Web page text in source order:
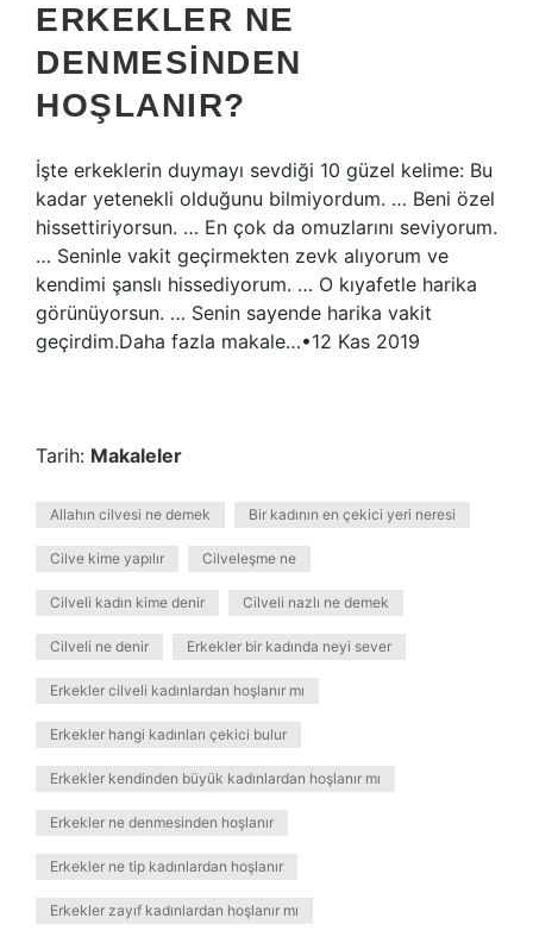
ERKEKLER NE
DENMESINDEN
HOŞLANIR?
İşte erkeklerin duymayı sevdiği 10 güzel kelime: Bu
kadar yetenekli olduğunu bilmiyordum. … Beni özel
hissettiriyorsun. … En çok da omuzlarını seviyorum.
… Seninle vakit geçirmekten zevk alıyorum ve
kendimi şanslı hissediyorum. … O kıyafetle harika
görünüyorsun. … Senin sayende harika vakit
geçirdim.Daha fazla makale…•12 Kas 2019
Tarih: Makaleler
Allahın cilvesi ne demek Bir kadının en çekici yeri neresi
Cilve kime yapılır Cilveleşme ne
Cilveli kadın kime denir Cilveli nazlı ne demek
Cilveli ne denir Erkekler bir kadında neyi sever
Erkekler cilveli kadınlardan hoşlanır mı
Erkekler hangi kadınları çekici bulur
Erkekler kendinden büyük kadınlardan hoşlanır mı
Erkekler ne denmesinden hoşlanır
Erkekler ne tip kadınlardan hoşlanır
Erkekler zayıf kadınlardan hoşlanır mı